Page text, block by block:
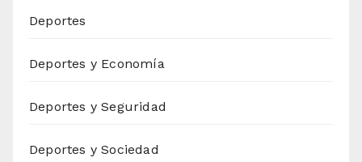
Deportes
Deportes y Economía
Deportes y Seguridad
Deportes y Sociedad